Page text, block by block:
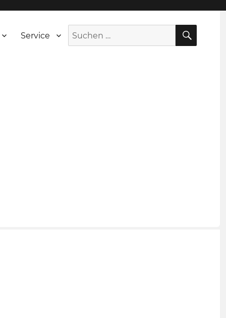
Service
Suche
nach: